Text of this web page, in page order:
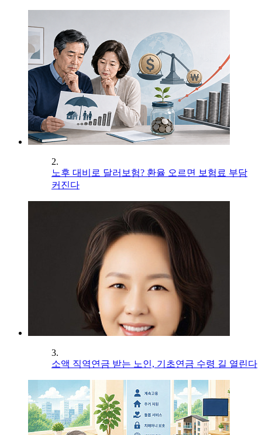
2.
노후 대비로 달러보험? 환율 오르면 보험료 부담
커진다
3.
소액 직역연금 받는 노인, 기초연금 수령 길 열린다